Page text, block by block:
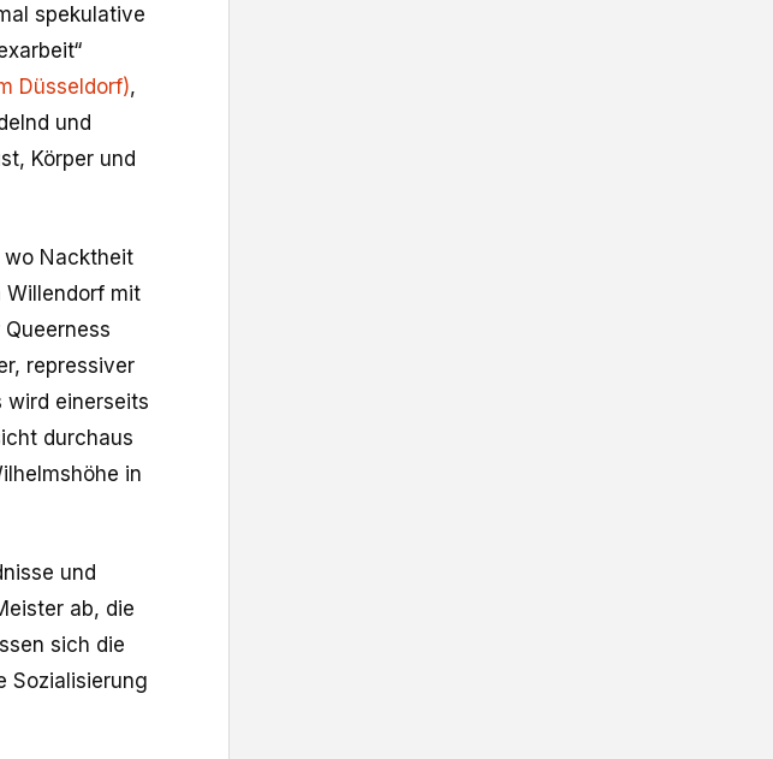
spekulative
Düsseldorf),
und
Körper und
wo Nacktheit
Willendorf mit
repressiver
wird einerseits
durchaus
in
und
ab, die
sich die
Sozialisierung